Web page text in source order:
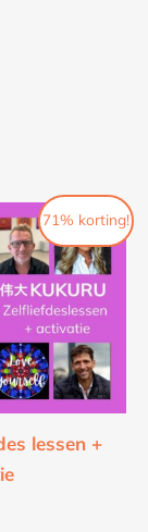
71% korting!
lessen +
Huidige
prijs
is:
€10.